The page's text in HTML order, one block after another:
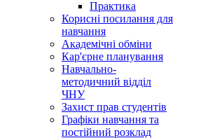
Практика
Корисні посилання для
навчання
Академічні обміни
Кар'єрне планування
Навчально-
методичний відділ
ЧНУ
Захист прав студентів
Графіки навчання та
постійний розклад